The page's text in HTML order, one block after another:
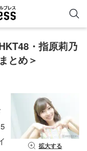
・指原莉乃
とめ＞
拡大する